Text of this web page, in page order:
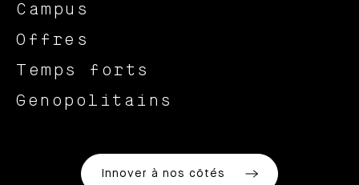
Campus
Offres
Temps forts
Genopolitains
Innover à nos côtés